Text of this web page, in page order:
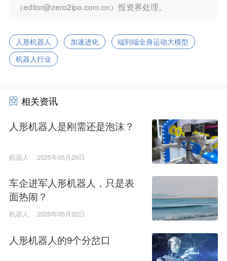
（editor@zero2ipo.com.cn）投资界处理。
人形机器人 加速进化
端到端全身运动大模型
机器人行业
相关资讯
人形机器人是刚需还是泡沫？
机器人 2025年05月29日
车企进军人形机器人，只是表
面热闹？
机器人 2025年05月22日
人形机器人的9个分岔口